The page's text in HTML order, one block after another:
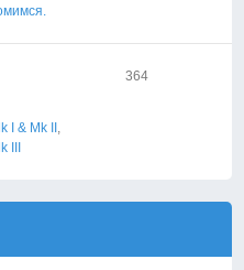
I & Mk II ,
III
364